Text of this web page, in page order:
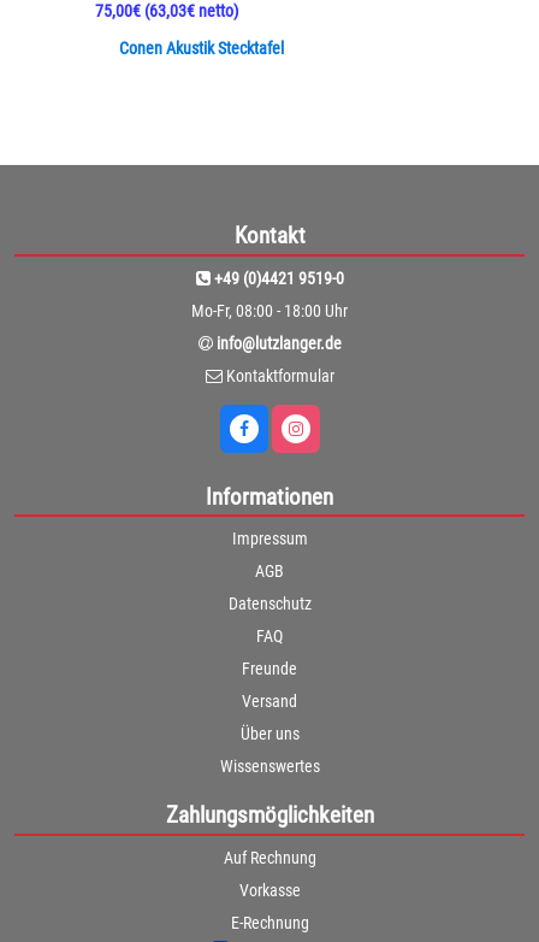
Conen Akustik Stecktafel
75,00€(63,03€ netto)
Kontakt
+49 (0)4421 9519-0
Mo-Fr, 08:00 - 18:00 Uhr
info@lutzlanger.de
Kontaktformular
Informationen
Impressum
AGB
Datenschutz
FAQ
Freunde
Versand
Über uns
Wissenswertes
Zahlungsmöglichkeiten
Auf Rechnung
Vorkasse
E-Rechnung